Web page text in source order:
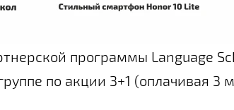
программы Language
по акции 3+1 (оплачивая 3